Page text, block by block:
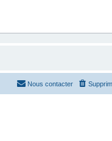
Nous contacter